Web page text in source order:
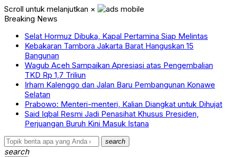
Scroll untuk melanjutkan ×
Breaking News
Selat Hormuz Dibuka, Kapal Pertamina Siap Melintas
Kebakaran Tambora Jakarta Barat Hanguskan 15
Bangunan
Wagub Aceh Sampaikan Apresiasi atas Pengembalian
TKD Rp 1,7 Triliun
Irham Kalenggo dan Jalan Baru Pembangunan Konawe
Selatan
Prabowo: Menteri-menteri, Kalian Diangkat untuk Dihujat
Said Iqbal Resmi Jadi Penasihat Khusus Presiden,
Perjuangan Buruh Kini Masuk Istana
search
search